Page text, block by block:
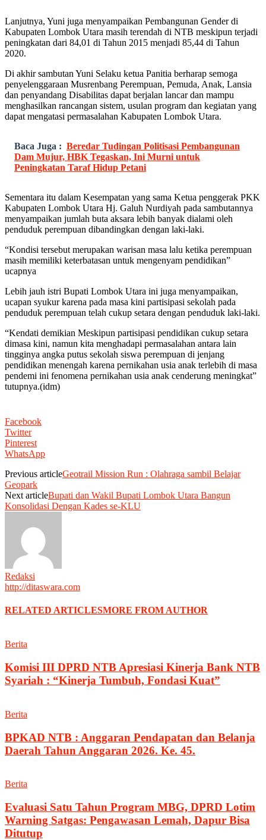
Lanjutnya, Yuni juga menyampaikan Pembangunan Gender di
Kabupaten Lombok Utara masih terendah di NTB meskipun terjadi
peningkatan dari 84,01 di Tahun 2015 menjadi 85,44 di Tahun
2020.
Di akhir sambutan Yuni Selaku ketua Panitia berharap semoga
penyelenggaraan Musrenbang Perempuan, Pemuda, Anak, Lansia
dan penyandang Disabilitas dapat berjalan lancar dan mampu
menghasilkan rancangan sistem, usulan program dan kegiatan yang
dapat mengatasi permasalahan Kabupaten Lombok Utara.
Baca Juga : Beredar Tudingan Politisasi Pembangunan
Dam Mujur, HBK Tegaskan, Ini Murni untuk
Peningkatan Taraf Hidup Petani
Sementara itu dalam Kesempatan yang sama Ketua penggerak PKK
Kabupaten Lombok Utara Hj. Galuh Nurdiyah pada sambutannya
menyampaikan jumlah buta aksara lebih banyak dialami oleh
penduduk perempuan dibandingkan dengan laki-laki.
“Kondisi tersebut merupakan warisan masa lalu ketika perempuan
masih memiliki keterbatasan untuk mengenyam pendidikan”
ucapnya
Lebih jauh istri Bupati Lombok Utara ini juga menyampaikan,
ucapan syukur karena pada masa kini partisipasi sekolah pada
penduduk perempuan telah cukup setara dengan penduduk laki-laki.
“Kendati demikian Meskipun partisipasi pendidikan cukup setara
dimasa kini, namun kita menghadapi permasalahan antara lain
tingginya angka putus sekolah siswa perempuan di jenjang
pendidikan menengah karena pernikahan usia anak terlebih di masa
pendemi ini fenomena pernikahan usia anak cenderung meningkat”
tutupnya.(idm)
Facebook
Twitter
Pinterest
WhatsApp
Previous articleGeotrail Mission Run : Olahraga sambil Belajar
Geopark
Next articleBupati dan Wakil Bupati Lombok Utara Bangun
Konsolidasi Dengan Kades se-KLU
Redaksi
http://ditaswara.com
RELATED ARTICLESMORE FROM AUTHOR
Berita
Komisi III DPRD NTB Apresiasi Kinerja Bank NTB
Syariah : “Kinerja Tumbuh, Fondasi Kuat”
Berita
BPKAD NTB : Anggaran Pendapatan dan Belanja
Daerah Tahun Anggaran 2026. Ke. 45.
Berita
Evaluasi Satu Tahun Program MBG, DPRD Lotim
Warning Satgas: Pengawasan Lemah, Dapur Bisa
Ditutup